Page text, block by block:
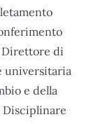
di
universitaria
e della